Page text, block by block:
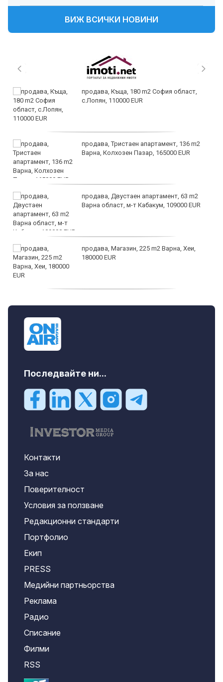
ВИЖ ВСИЧКИ НОВИНИ
продава, Къща, 180 m2 София област,
с.Лопян, 110000 EUR
продава, Тристаен апартамент, 136 m2
Варна, Колхозен Пазар, 165000 EUR
продава, Двустаен апартамент, 63 m2
Варна област, м-т Кабакум, 109000 EUR
продава, Магазин, 225 m2 Варна, Хеи,
180000 EUR
Последвайте ни...
Контакти
За нас
Поверителност
Условия за ползване
Редакционни стандарти
Портфолио
Екип
PRESS
Медийни партньорства
Реклама
Радио
Списание
Филми
RSS